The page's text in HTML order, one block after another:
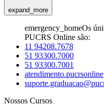
expand_more
emergency_homeOs
PUCRS Online são:
11 94208.7678
51 93300.7000
51 93300.7001
Nossos Cursos